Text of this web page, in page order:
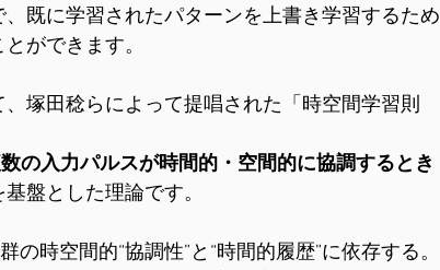
既に学習されたパターンを上書き学習するため
ができます。
塚田稔らによって提唱された「時空間学習則
の入力パルスが時間的・空間的に協調するとき
盤とした理論です。
時空間的“協調性”と“時間的履歴”に依存する。